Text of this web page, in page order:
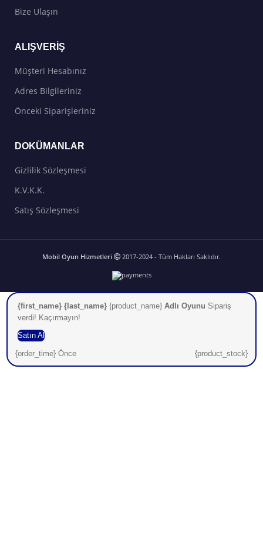
Bize Ulaşın
ALIŞVERIŞ
Müşteri Hesabınız
Adres Bilgileriniz
Önceki Siparişleriniz
DOKÜMANLAR
Gizlilik Sözleşmesi
K.V.K.K.
Satış Sözleşmesi
Mobil Oyun Hizmetleri 2017-2024 - Tüm Hakları Saklıdır.
{first_name} {last_name} {product_name} Adlı Oyunu Sipariş
verdi! Kaçırmayın!
Satın Al
{order_time} Önce {product_stock}